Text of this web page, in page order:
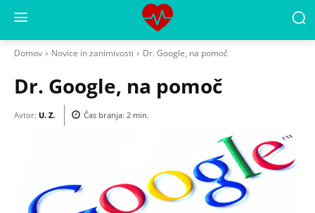
Domov Novice in zanimivosti Dr. Google, na pomoč
Dr. Google, na pomoč
Avtor: U. Z. Čas branja: 2 min.